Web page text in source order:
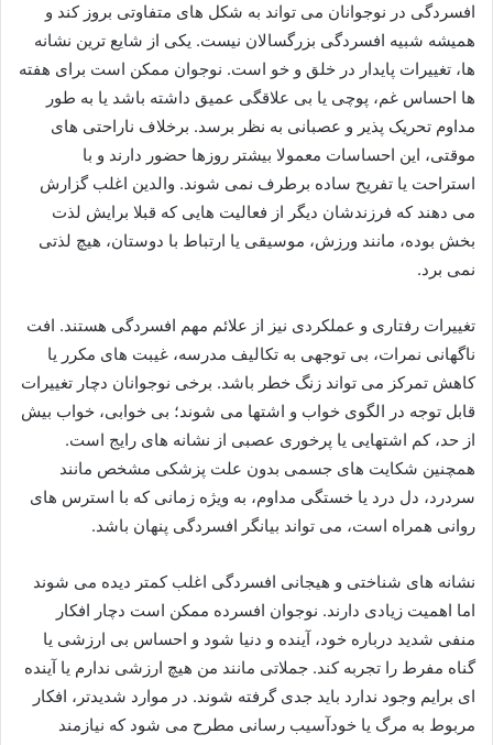
افسردگی در نوجوانان می تواند به شکل های متفاوتی بروز کند و
همیشه شبیه افسردگی بزرگسالان نیست. یکی از شایع ترین نشانه
ها، تغییرات پایدار در خلق و خو است. نوجوان ممکن است برای هفته
ها احساس غم، پوچی یا بی علاقگی عمیق داشته باشد یا به طور
مداوم تحریک پذیر و عصبانی به نظر برسد. برخلاف ناراحتی های
موقتی، این احساسات معمولا بیشتر روزها حضور دارند و با
استراحت یا تفریح ساده برطرف نمی شوند. والدین اغلب گزارش
می دهند که فرزندشان دیگر از فعالیت هایی که قبلا برایش لذت
بخش بوده، مانند ورزش، موسیقی یا ارتباط با دوستان، هیچ لذتی
نمی برد.
تغییرات رفتاری و عملکردی نیز از علائم مهم افسردگی هستند. افت
ناگهانی نمرات، بی توجهی به تکالیف مدرسه، غیبت های مکرر یا
کاهش تمرکز می تواند زنگ خطر باشد. برخی نوجوانان دچار تغییرات
قابل توجه در الگوی خواب و اشتها می شوند؛ بی خوابی، خواب بیش
از حد، کم اشتهایی یا پرخوری عصبی از نشانه های رایج است.
همچنین شکایت های جسمی بدون علت پزشکی مشخص مانند
سردرد، دل درد یا خستگی مداوم، به ویژه زمانی که با استرس های
روانی همراه است، می تواند بیانگر افسردگی پنهان باشد.
نشانه های شناختی و هیجانی افسردگی اغلب کمتر دیده می شوند
اما اهمیت زیادی دارند. نوجوان افسرده ممکن است دچار افکار
منفی شدید درباره خود، آینده و دنیا شود و احساس بی ارزشی یا
گناه مفرط را تجربه کند. جملاتی مانند من هیچ ارزشی ندارم یا آینده
ای برایم وجود ندارد باید جدی گرفته شوند. در موارد شدیدتر، افکار
مربوط به مرگ یا خودآسیب رسانی مطرح می شود که نیازمند